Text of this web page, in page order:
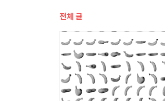
전체 글